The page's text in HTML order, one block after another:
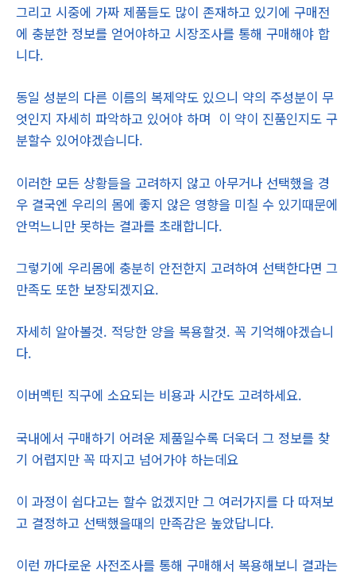
그리고 시중에 가짜 제품들도 많이 존재하고 있기에 구매전
에 충분한 정보를 얻어야하고 시장조사를 통해 구매해야 합
니다.
동일 성분의 다른 이름의 복제약도 있으니 약의 주성분이 무
엇인지 자세히 파악하고 있어야 하며 이 약이 진품인지도 구
분할수 있어야겠습니다.
이러한 모든 상황들을 고려하지 않고 아무거나 선택했을 경
우 결국엔 우리의 몸에 좋지 않은 영향을 미칠 수 있기때문에
안먹느니만 못하는 결과를 초래합니다.
그렇기에 우리몸에 충분히 안전한지 고려하여 선택한다면 그
만족도 또한 보장되겠지요.
자세히 알아볼것. 적당한 양을 복용할것. 꼭 기억해야겠습니
다.
이버멕틴 직구에 소요되는 비용과 시간도 고려하세요.
국내에서 구매하기 어려운 제품일수록 더욱더 그 정보를 찾
기 어렵지만 꼭 따지고 넘어가야 하는데요
이 과정이 쉽다고는 할수 없겠지만 그 여러가지를 다 따져보
고 결정하고 선택했을때의 만족감은 높았답니다.
이런 까다로운 사전조사를 통해 구매해서 복용해보니 결과는